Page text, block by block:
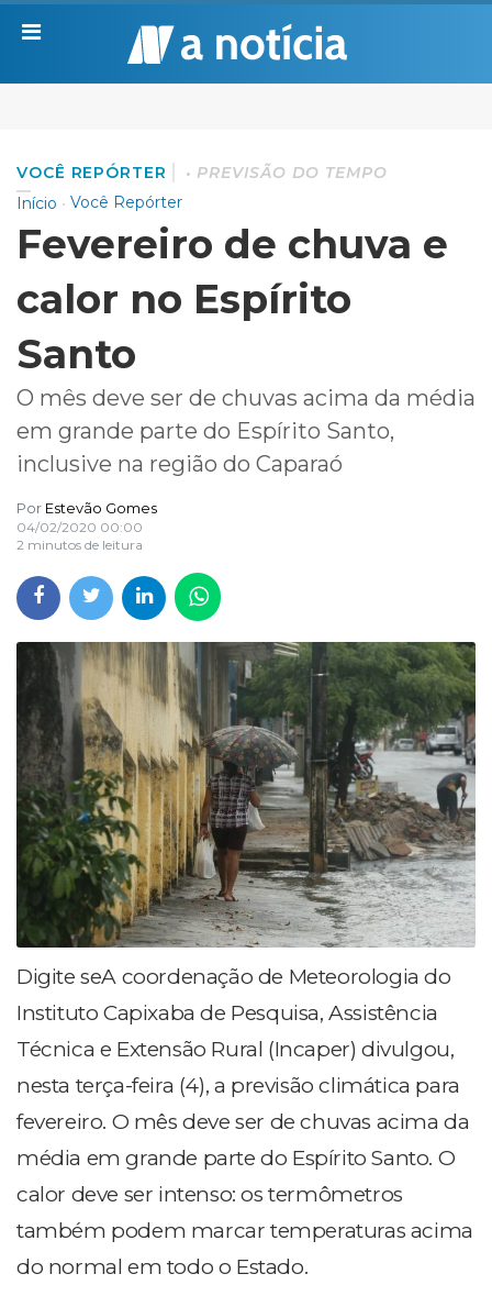
VOCÊ REPÓRTER
PREVISÃO DO TEMPO
Início
Você Repórter
Fevereiro de chuva e
calor no Espírito
Santo
O mês deve ser de chuvas acima da média
em grande parte do Espírito Santo,
inclusive na região do Caparaó
Por Estevão Gomes
04/02/2020 00:00
2 minutos de leitura
Digite seA coordenação de Meteorologia do
Instituto Capixaba de Pesquisa, Assistência
Técnica e Extensão Rural (Incaper) divulgou,
nesta terça-feira (4), a previsão climática para
fevereiro. O mês deve ser de chuvas acima da
média em grande parte do Espírito Santo. O
calor deve ser intenso: os termômetros
também podem marcar temperaturas acima
do normal em todo o Estado.